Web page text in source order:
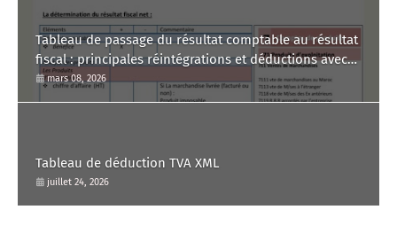
Tableau de passage du résultat comptable au résultat
fiscal : principales réintégrations et déductions avec
commentaire.
mars 08, 2026
Tableau de déduction TVA XML
juillet 24, 2026